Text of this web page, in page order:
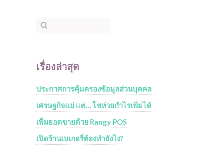
เรื่องล่าสุด
ประกาศการคุ้มครองข้อมูลส่วนบุคคล
เศรษฐกิจแย่ แต่… โชห่วยกำไรเพิ่มได้
เพิ่มยอดขายด้วย Rangy POS
เปิดร้านเบเกอรี่ต้องทำยังไง?